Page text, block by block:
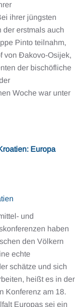
ihrer jüngsten
der erstmals auch
Pinto teilnahm,
von Đakovo-Osijek,
der bischöfliche
Woche war unter
Europa
und
haben
den Völkern
echte
schätze und sich
heißt es in der
Konferenz am 18.
Europas sei ein